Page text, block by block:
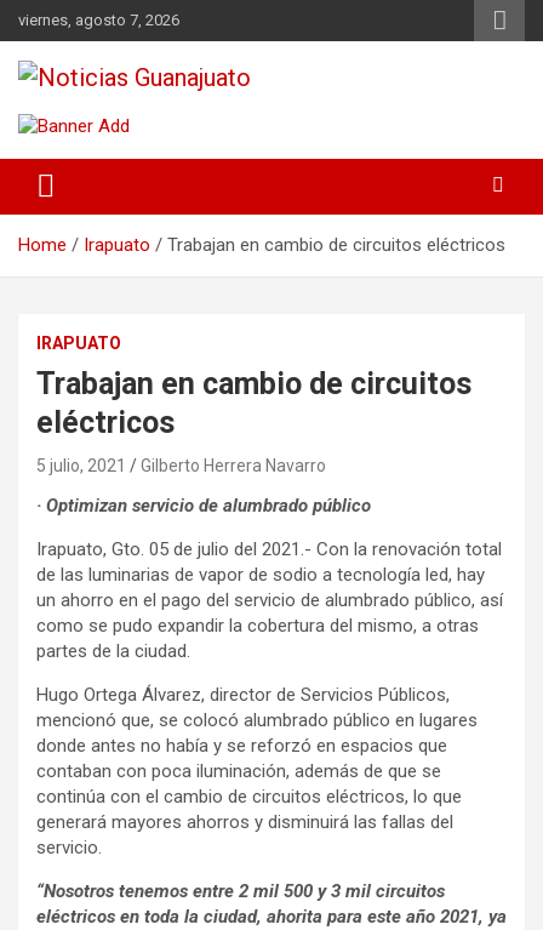
Skip
to
content
viernes, agosto 7, 2026
Noticias Guanajuato
Home Irapuato Trabajan en cambio de circuitos eléctricos
IRAPUATO
Trabajan en cambio de circuitos
eléctricos
5 julio, 2021 Gilberto Herrera Navarro
· Optimizan servicio de alumbrado público
Irapuato, Gto. 05 de julio del 2021.- Con la renovación total
de las luminarias de vapor de sodio a tecnología led, hay
un ahorro en el pago del servicio de alumbrado público, así
como se pudo expandir la cobertura del mismo, a otras
partes de la ciudad.
Hugo Ortega Álvarez, director de Servicios Públicos,
mencionó que, se colocó alumbrado público en lugares
donde antes no había y se reforzó en espacios que
contaban con poca iluminación, además de que se
continúa con el cambio de circuitos eléctricos, lo que
generará mayores ahorros y disminuirá las fallas del
servicio.
“Nosotros tenemos entre 2 mil 500 y 3 mil circuitos
eléctricos en toda la ciudad, ahorita para este año 2021, ya